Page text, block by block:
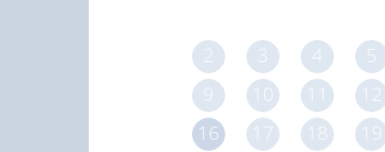
2
3 4 5
9
10 11 12
16
17 18 19